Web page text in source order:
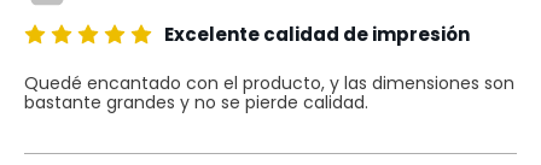
Excelente calidad de impresión
Quedé encantado con el producto, y las dimensiones son
bastante grandes y no se pierde calidad.